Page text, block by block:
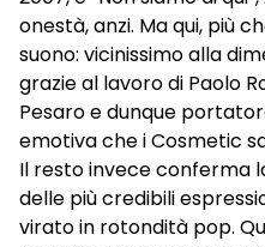
onestà, anzi. Ma qui, più
suono: vicinissimo alla
grazie al lavoro di Paolo
Pesaro e dunque
emotiva che i Cosmetic
Il resto invece conferma
delle più credibili
virato in rotondità pop.